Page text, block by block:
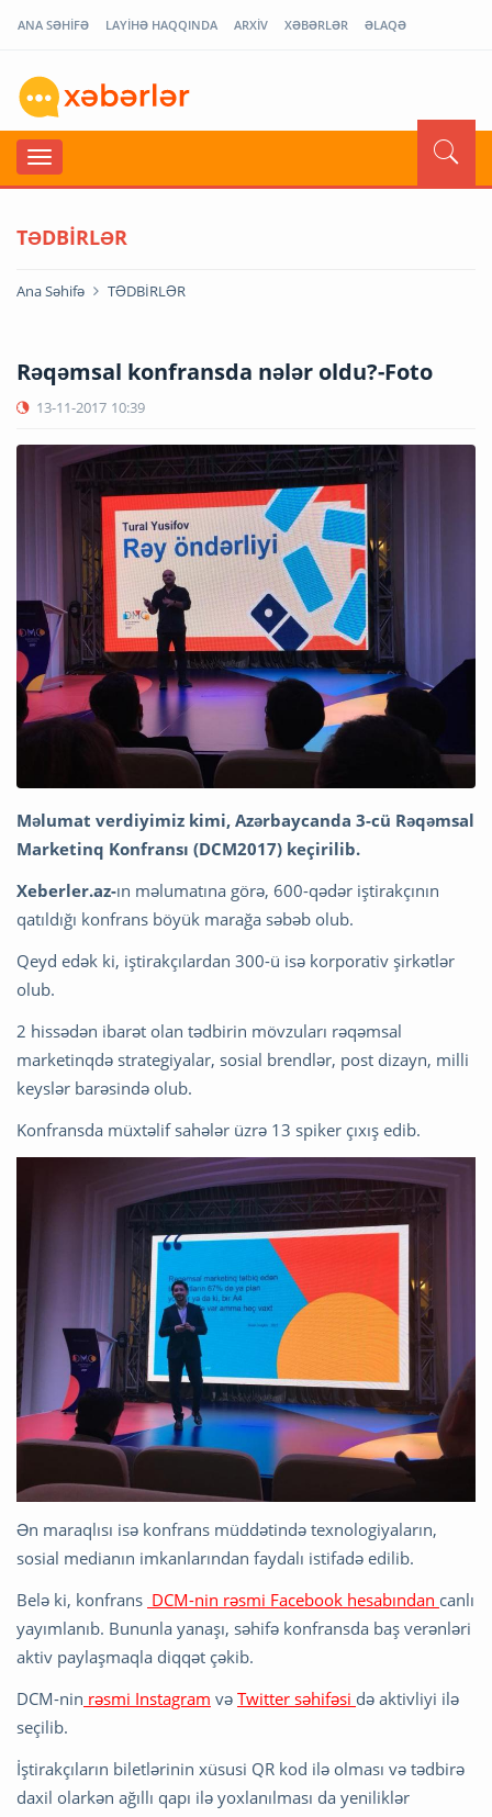
ANA SƏHİFƏ LAYİHƏ HAQQINDA ARXİV XƏBƏRLƏR ƏLAQƏ
TƏDBİRLƏR
Ana Səhifə TƏDBİRLƏR
Rəqəmsal konfransda nələr oldu?-Foto
13-11-2017 10:39
Məlumat verdiyimiz kimi, Azərbaycanda 3-cü Rəqəmsal
Marketinq Konfransı (DCM2017) keçirilib.
Xeberler.az-ın məlumatına görə, 600-qədər iştirakçının
qatıldığı konfrans böyük marağa səbəb olub.
Qeyd edək ki, iştirakçılardan 300-ü isə korporativ şirkətlər
olub.
2 hissədən ibarət olan tədbirin mövzuları rəqəmsal
marketinqdə strategiyalar, sosial brendlər, post dizayn, milli
keyslər barəsində olub.
Konfransda müxtəlif sahələr üzrə 13 spiker çıxış edib.
Ən maraqlısı isə konfrans müddətində texnologiyaların,
sosial medianın imkanlarından faydalı istifadə edilib.
Belə ki, konfrans DCM-nin rəsmi Facebook hesabından canlı
yayımlanıb. Bununla yanaşı, səhifə konfransda baş verənləri
aktiv paylaşmaqla diqqət çəkib.
DCM-nin rəsmi Instagram və Twitter səhifəsi də aktivliyi ilə
seçilib.
İştirakçıların biletlərinin xüsusi QR kod ilə olması və tədbirə
daxil olarkən ağıllı qapı ilə yoxlanılması da yeniliklər